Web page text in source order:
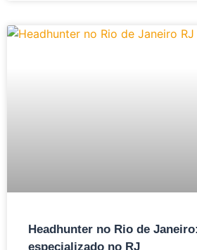
Headhunter no Rio de
especializado no RJ